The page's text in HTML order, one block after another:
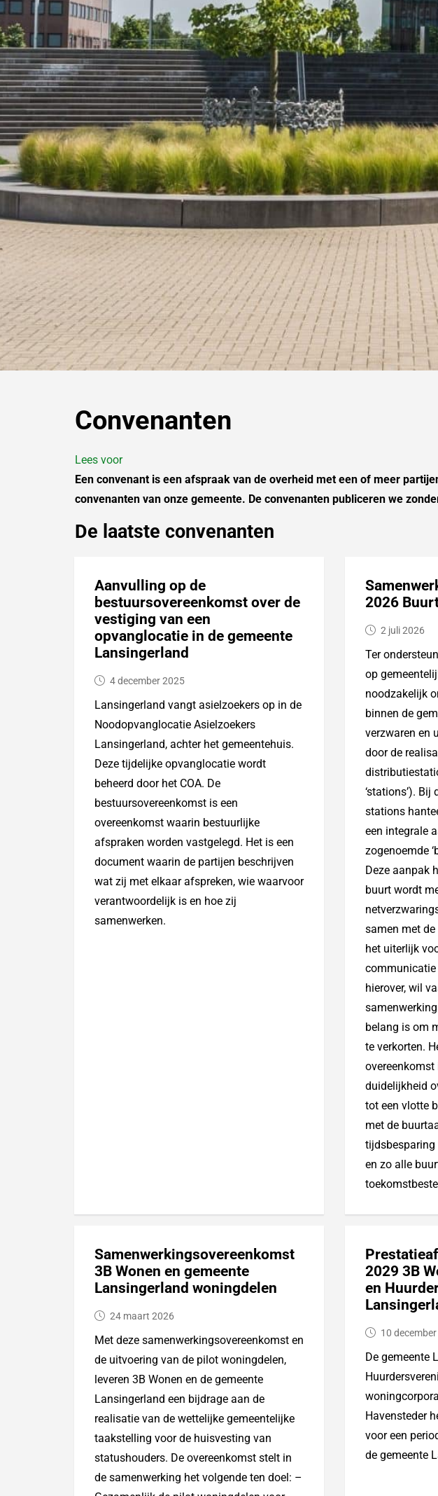
Convenanten
Lees voor
Een convenant is een afspraak van de overheid met een of meer
convenanten van onze gemeente. De convenanten publiceren we
De laatste convenanten
Aanvulling op de
bestuursovereenkomst over de
vestiging van een
opvanglocatie in de gemeente
Lansingerland
4 december 2025
Lansingerland vangt asielzoekers op in de
Noodopvanglocatie Asielzoekers
Lansingerland, achter het gemeentehuis.
Deze tijdelijke opvanglocatie wordt
beheerd door het COA. De
bestuursovereenkomst is een
overeenkomst waarin bestuurlijke
afspraken worden vastgelegd. Het is een
document waarin de partijen beschrijven
wat zij met elkaar afspreken, wie waarvoor
verantwoordelijk is en hoe zij
samenwerken.
2026
2 juli 2026
Ter
op
noodzakelijk
binnen de
verzwaren en
door de
‘stations’).
stations
een integrale
zogenoemde
Deze aanpak
buurt wordt
samen met de
het uiterlijk
communicatie
hierover, wil
belang is om
te verkorten.
duidelijkheid
tot een vlotte
met de
tijdsbesparing
en zo alle
Samenwerkingsovereenkomst
3B Wonen en gemeente
Lansingerland woningdelen
24 maart 2026
Met deze samenwerkingsovereenkomst en
de uitvoering van de pilot woningdelen,
leveren 3B Wonen en de gemeente
Lansingerland een bijdrage aan de
realisatie van de wettelijke gemeentelijke
taakstelling voor de huisvesting van
statushouders. De overeenkomst stelt in
de samenwerking het volgende ten doel: –
2029 3B
en
10
De gemeente
Havensteder
voor een
de gemeente